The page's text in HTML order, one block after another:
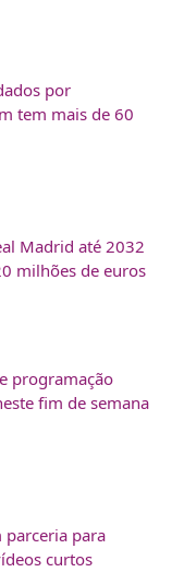
por
tem mais de 60
Madrid até 2032
milhões de euros
programação
fim de semana
parceria para
curtos